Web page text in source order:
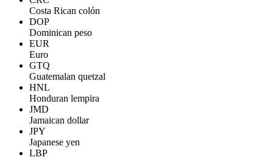
Costa Rican colón
DOP
Dominican peso
EUR
Euro
GTQ
Guatemalan quetzal
HNL
Honduran lempira
JMD
Jamaican dollar
JPY
Japanese yen
LBP